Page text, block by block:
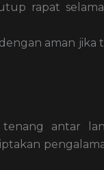
rapat
aman jika
antar